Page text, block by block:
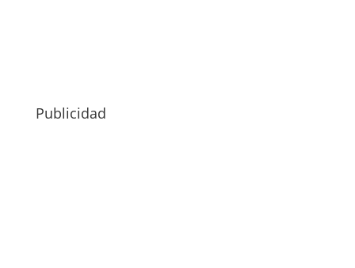
Publicidad